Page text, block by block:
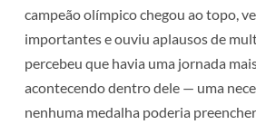
campeão olímpico chegou ao topo,
importantes e ouviu aplausos de
percebeu que havia uma jornada
acontecendo dentro dele — uma
nenhuma medalha poderia